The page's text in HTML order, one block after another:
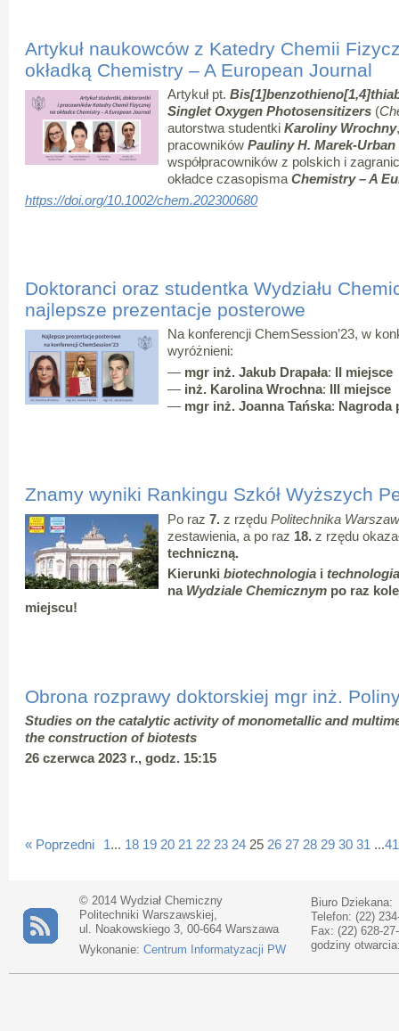
Artykuł naukowców z Katedry Chemii
okładką Chemistry – A European Journal
Artykuł pt.
Singlet Oxygen Photosensitizers (
autorstwa studentki Karoliny Wrochny
pracowników Pauliny H. Marek-Urban
współpracowników z polskich i
okładce czasopismaChemistry – A
https://doi.org/10.1002/chem.202300680
Doktoranci oraz studentka Wydziału
najlepsze prezentacje posterowe
Na konferencji ChemSession’23, w
wyróżnieni:
— mgr inż. Jakub Drapała:
II miejsce
— inż. Karolina Wrochna:
III miejsce
— mgr inż. Joanna Tańska: Nagroda
Znamy wyniki Rankingu Szkół Wyższych
Po raz 7. z rzędu Politechnika
zestawienia, a po raz 18. z rzędu
techniczną.
Kierunki biotechnologia i
na Wydziale Chemicznym po raz
miejscu!
Obrona rozprawy doktorskiej mgr inż.
Studies on the catalytic activity of monometallic and
the construction of biotests
26 czerwca 2023 r., godz. 15:15
« Poprzedni 1 ... 18 19 20 21 22 23 24 25 26 27 28 29 30 31 ...41
© 2014 Wydział Chemiczny
Politechniki Warszawskiej,
ul. Noakowskiego 3, 00-664 Warszawa
Wykonanie: Centrum Informatyzacji PW
Biuro Dziekana:
Telefon: (22)
Fax: (22) 628-
godziny